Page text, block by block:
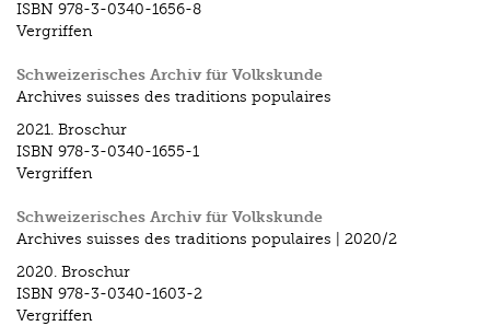
ISBN 978-3-0340-1656-8
Vergriffen
Schweizerisches Archiv für Volkskunde
Archives suisses des traditions populaires
2021. Broschur
ISBN 978-3-0340-1655-1
Vergriffen
Schweizerisches Archiv für Volkskunde
Archives suisses des traditions populaires | 2020/2
2020. Broschur
ISBN 978-3-0340-1603-2
Vergriffen